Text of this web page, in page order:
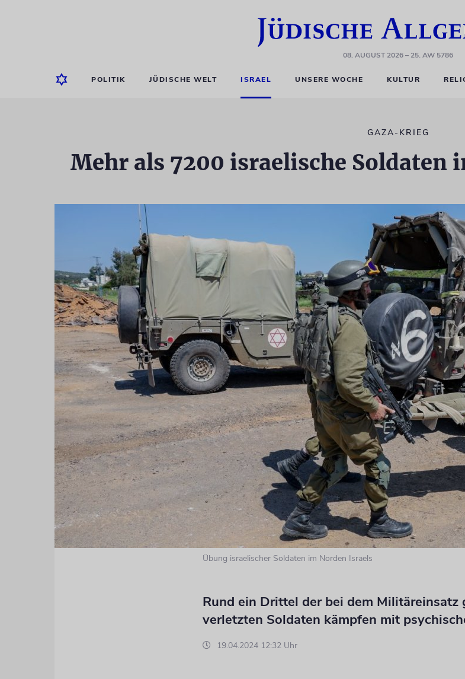
08. AUGUST 2026– 25. AW 5786
POLITIK JÜDISCHE WELT ISRAEL UNSERE WOCHE KULTUR
GAZA-KRIEG
Mehr als 7200 israelische Soldaten
Übung israelischer Soldaten im Norden Israels
Rund ein Drittel der bei dem Militäreinsatz
verletzten Soldaten kämpfen mit
19.04.2024 12:32 Uhr